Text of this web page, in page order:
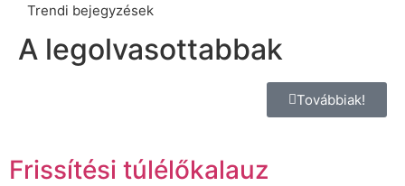
Trendi bejegyzések
A legolvasottabbak
Továbbiak!
Frissítési túlélőkalauz